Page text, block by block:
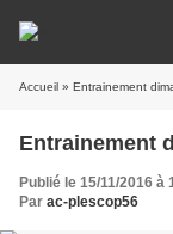
Accueil » Entrainement
Entrainement
Publié le 15/11/2016 à
Par ac-plescop56